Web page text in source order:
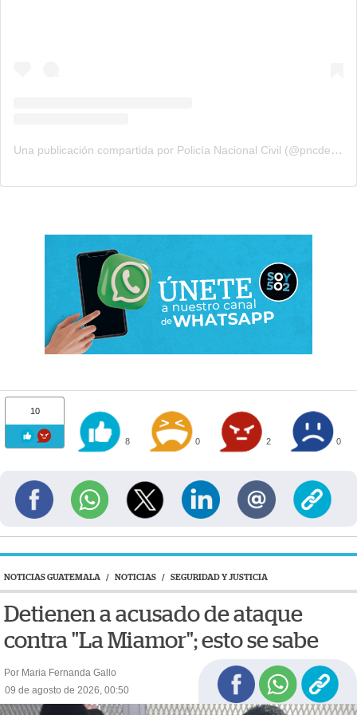
Una publicación compartida por Policía Nacional Civil (@pncdeguatemala)
10
8 0 2 0
NOTICIAS GUATEMALA / NOTICIAS / SEGURIDAD Y JUSTICIA
Detienen a acusado de ataque
contra "La Miamor"; esto se sabe
Por Maria Fernanda Gallo
09 de agosto de 2026, 00:50